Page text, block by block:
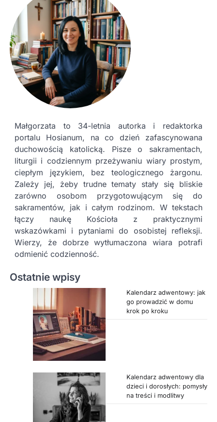
Małgorzata to 34-letnia autorka i redaktorka
portalu Hosianum, na co dzień zafascynowana
duchowością katolicką. Pisze o sakramentach,
liturgii i codziennym przeżywaniu wiary prostym,
ciepłym językiem, bez teologicznego żargonu.
Zależy jej, żeby trudne tematy stały się bliskie
zarówno osobom przygotowującym się do
sakramentów, jak i całym rodzinom. W tekstach
łączy naukę Kościoła z praktycznymi
wskazówkami i pytaniami do osobistej refleksji.
Wierzy, że dobrze wytłumaczona wiara potrafi
odmienić codzienność.
Ostatnie wpisy
Kalendarz adwentowy: jak
go prowadzić w domu
krok po kroku
Kalendarz adwentowy dla
dzieci i dorosłych: pomysły
na treści i modlitwy